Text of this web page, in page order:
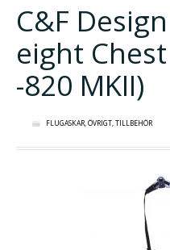
C&F
eight
-820 MKII)
FLUGASKAR,ÖVRIGT,TILLBEHÖR